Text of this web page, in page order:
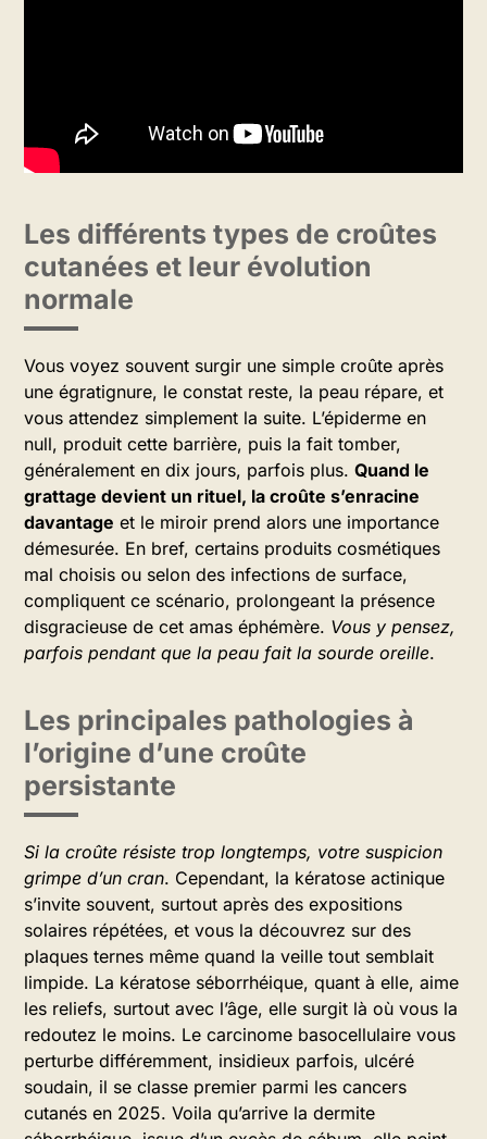
Les différents types de croûtes
cutanées et leur évolution
normale
Vous voyez souvent surgir une simple croûte après
une égratignure, le constat reste, la peau répare, et
vous attendez simplement la suite. L’épiderme en
null, produit cette barrière, puis la fait tomber,
généralement en dix jours, parfois plus. Quand le
grattage devient un rituel, la croûte s’enracine
davantage et le miroir prend alors une importance
démesurée. En bref, certains produits cosmétiques
mal choisis ou selon des infections de surface,
compliquent ce scénario, prolongeant la présence
disgracieuse de cet amas éphémère. Vous y pensez,
parfois pendant que la peau fait la sourde oreille.
Les principales pathologies à
l’origine d’une croûte
persistante
Si la croûte résiste trop longtemps, votre suspicion
grimpe d’un cran. Cependant, la kératose actinique
s’invite souvent, surtout après des expositions
solaires répétées, et vous la découvrez sur des
plaques ternes même quand la veille tout semblait
limpide. La kératose séborrhéique, quant à elle, aime
les reliefs, surtout avec l’âge, elle surgit là où vous la
redoutez le moins. Le carcinome basocellulaire vous
perturbe différemment, insidieux parfois, ulcéré
soudain, il se classe premier parmi les cancers
cutanés en 2025. Voila qu’arrive la dermite